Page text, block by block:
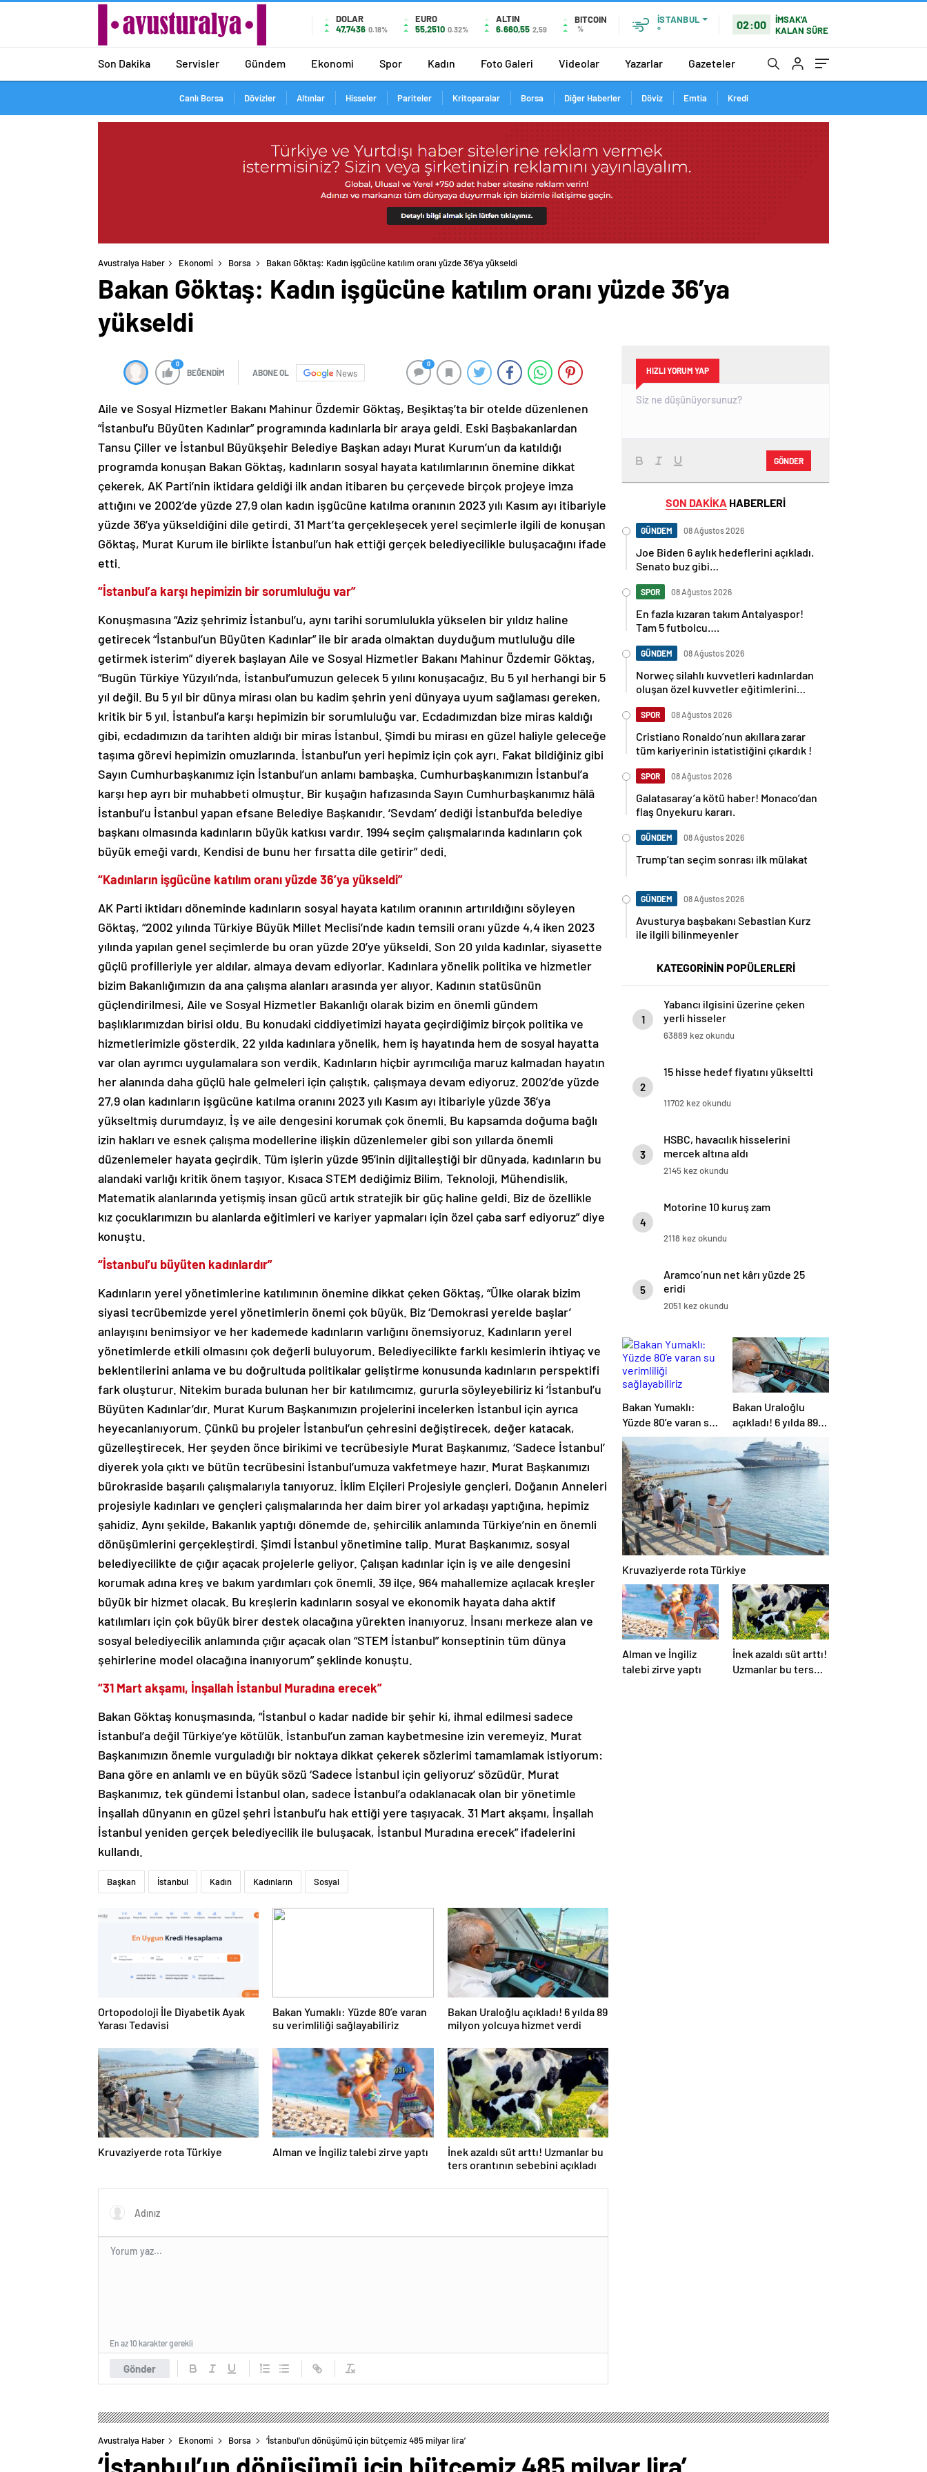
DOLAR
47,7436 0.18%
EURO
55,2510 0.32%
ALTIN
6.660,55 2,59
BITCOIN
%
İSTANBUL
°
02:00
İMSAK'A
KALAN SÜRE
Son Dakika Servisler Gündem Ekonomi Spor Kadın Foto Galeri Videolar Yazarlar Gazeteler
Canlı Borsa Dövizler Altınlar Hisseler Pariteler Kritoparalar Borsa Diğer Haberler Döviz Emtia Kredi
Avustralya Haber Ekonomi Borsa Bakan Göktaş: Kadın işgücüne katılım oranı yüzde 36’ya yükseldi
Bakan Göktaş: Kadın işgücüne katılım oranı yüzde 36’ya
yükseldi
0
BEĞENDİM ABONE OL News
0
Aile ve Sosyal Hizmetler Bakanı Mahinur Özdemir Göktaş, Beşiktaş’ta bir otelde düzenlenen
“İstanbul’u Büyüten Kadınlar” programında kadınlarla bir araya geldi. Eski Başbakanlardan
Tansu Çiller ve İstanbul Büyükşehir Belediye Başkan adayı Murat Kurum’un da katıldığı
programda konuşan Bakan Göktaş, kadınların sosyal hayata katılımlarının önemine dikkat
çekerek, AK Parti’nin iktidara geldiği ilk andan itibaren bu çerçevede birçok projeye imza
attığını ve 2002’de yüzde 27,9 olan kadın işgücüne katılma oranının 2023 yılı Kasım ayı itibariyle
yüzde 36’ya yükseldiğini dile getirdi. 31 Mart’ta gerçekleşecek yerel seçimlerle ilgili de konuşan
Göktaş, Murat Kurum ile birlikte İstanbul’un hak ettiği gerçek belediyecilikle buluşacağını ifade
etti.
“İstanbul’a karşı hepimizin bir sorumluluğu var”
Konuşmasına “Aziz şehrimiz İstanbul’u, aynı tarihi sorumlulukla yükselen bir yıldız haline
getirecek “İstanbul’un Büyüten Kadınlar” ile bir arada olmaktan duyduğum mutluluğu dile
getirmek isterim” diyerek başlayan Aile ve Sosyal Hizmetler Bakanı Mahinur Özdemir Göktaş,
“Bugün Türkiye Yüzyılı’nda, İstanbul’umuzun gelecek 5 yılını konuşacağız. Bu 5 yıl herhangi bir 5
yıl değil. Bu 5 yıl bir dünya mirası olan bu kadim şehrin yeni dünyaya uyum sağlaması gereken,
kritik bir 5 yıl. İstanbul’a karşı hepimizin bir sorumluluğu var. Ecdadımızdan bize miras kaldığı
gibi, ecdadımızın da tarihten aldığı bir miras İstanbul. Şimdi bu mirası en güzel haliyle geleceğe
taşıma görevi hepimizin omuzlarında. İstanbul’un yeri hepimiz için çok ayrı. Fakat bildiğiniz gibi
Sayın Cumhurbaşkanımız için İstanbul’un anlamı bambaşka. Cumhurbaşkanımızın İstanbul’a
karşı hep ayrı bir muhabbeti olmuştur. Bir kuşağın hafızasında Sayın Cumhurbaşkanımız hâlâ
İstanbul’u İstanbul yapan efsane Belediye Başkanıdır. ‘Sevdam’ dediği İstanbul’da belediye
başkanı olmasında kadınların büyük katkısı vardır. 1994 seçim çalışmalarında kadınların çok
büyük emeği vardı. Kendisi de bunu her fırsatta dile getirir” dedi.
“Kadınların işgücüne katılım oranı yüzde 36’ya yükseldi”
AK Parti iktidarı döneminde kadınların sosyal hayata katılım oranının artırıldığını söyleyen
Göktaş, “2002 yılında Türkiye Büyük Millet Meclisi’nde kadın temsili oranı yüzde 4,4 iken 2023
yılında yapılan genel seçimlerde bu oran yüzde 20’ye yükseldi. Son 20 yılda kadınlar, siyasette
güçlü profilleriyle yer aldılar, almaya devam ediyorlar. Kadınlara yönelik politika ve hizmetler
bizim Bakanlığımızın da ana çalışma alanları arasında yer alıyor. Kadının statüsünün
güçlendirilmesi, Aile ve Sosyal Hizmetler Bakanlığı olarak bizim en önemli gündem
başlıklarımızdan birisi oldu. Bu konudaki ciddiyetimizi hayata geçirdiğimiz birçok politika ve
hizmetlerimizle gösterdik. 22 yılda kadınlara yönelik, hem iş hayatında hem de sosyal hayatta
var olan ayrımcı uygulamalara son verdik. Kadınların hiçbir ayrımcılığa maruz kalmadan hayatın
her alanında daha güçlü hale gelmeleri için çalıştık, çalışmaya devam ediyoruz. 2002’de yüzde
27,9 olan kadınların işgücüne katılma oranını 2023 yılı Kasım ayı itibariyle yüzde 36’ya
yükseltmiş durumdayız. İş ve aile dengesini korumak çok önemli. Bu kapsamda doğuma bağlı
izin hakları ve esnek çalışma modellerine ilişkin düzenlemeler gibi son yıllarda önemli
düzenlemeler hayata geçirdik. Tüm işlerin yüzde 95’inin dijitalleştiği bir dünyada, kadınların bu
alandaki varlığı kritik önem taşıyor. Kısaca STEM dediğimiz Bilim, Teknoloji, Mühendislik,
Matematik alanlarında yetişmiş insan gücü artık stratejik bir güç haline geldi. Biz de özellikle
kız çocuklarımızın bu alanlarda eğitimleri ve kariyer yapmaları için özel çaba sarf ediyoruz” diye
konuştu.
“İstanbul’u büyüten kadınlardır”
Kadınların yerel yönetimlerine katılımının önemine dikkat çeken Göktaş, “Ülke olarak bizim
siyasi tecrübemizde yerel yönetimlerin önemi çok büyük. Biz ‘Demokrasi yerelde başlar’
anlayışını benimsiyor ve her kademede kadınların varlığını önemsiyoruz. Kadınların yerel
yönetimlerde etkili olmasını çok değerli buluyorum. Belediyecilikte farklı kesimlerin ihtiyaç ve
beklentilerini anlama ve bu doğrultuda politikalar geliştirme konusunda kadınların perspektifi
fark oluşturur. Nitekim burada bulunan her bir katılımcımız, gururla söyleyebiliriz ki ‘İstanbul’u
Büyüten Kadınlar’dır. Murat Kurum Başkanımızın projelerini incelerken İstanbul için ayrıca
heyecanlanıyorum. Çünkü bu projeler İstanbul’un çehresini değiştirecek, değer katacak,
güzelleştirecek. Her şeyden önce birikimi ve tecrübesiyle Murat Başkanımız, ‘Sadece İstanbul’
diyerek yola çıktı ve bütün tecrübesini İstanbul’umuza vakfetmeye hazır. Murat Başkanımızı
bürokraside başarılı çalışmalarıyla tanıyoruz. İklim Elçileri Projesiyle gençleri, Doğanın Anneleri
projesiyle kadınları ve gençleri çalışmalarında her daim birer yol arkadaşı yaptığına, hepimiz
şahidiz. Aynı şekilde, Bakanlık yaptığı dönemde de, şehircilik anlamında Türkiye’nin en önemli
dönüşümlerini gerçekleştirdi. Şimdi İstanbul yönetimine talip. Murat Başkanımız, sosyal
belediyecilikte de çığır açacak projelerle geliyor. Çalışan kadınlar için iş ve aile dengesini
korumak adına kreş ve bakım yardımları çok önemli. 39 ilçe, 964 mahallemize açılacak kreşler
büyük bir hizmet olacak. Bu kreşlerin kadınların sosyal ve ekonomik hayata daha aktif
katılımları için çok büyük birer destek olacağına yürekten inanıyoruz. İnsanı merkeze alan ve
sosyal belediyecilik anlamında çığır açacak olan “STEM İstanbul” konseptinin tüm dünya
şehirlerine model olacağına inanıyorum” şeklinde konuştu.
“31 Mart akşamı, İnşallah İstanbul Muradına erecek”
Bakan Göktaş konuşmasında, “İstanbul o kadar nadide bir şehir ki, ihmal edilmesi sadece
İstanbul’a değil Türkiye’ye kötülük. İstanbul’un zaman kaybetmesine izin veremeyiz. Murat
Başkanımızın önemle vurguladığı bir noktaya dikkat çekerek sözlerimi tamamlamak istiyorum:
Bana göre en anlamlı ve en büyük sözü ‘Sadece İstanbul için geliyoruz’ sözüdür. Murat
Başkanımız, tek gündemi İstanbul olan, sadece İstanbul’a odaklanacak olan bir yönetimle
İnşallah dünyanın en güzel şehri İstanbul’u hak ettiği yere taşıyacak. 31 Mart akşamı, İnşallah
İstanbul yeniden gerçek belediyecilik ile buluşacak, İstanbul Muradına erecek” ifadelerini
kullandı.
Başkan İstanbul Kadın Kadınların Sosyal
Ortopodoloji İle Diyabetik Ayak
Yarası Tedavisi
Bakan Yumaklı: Yüzde 80’e varan
su verimliliği sağlayabiliriz
Bakan Uraloğlu açıkladı! 6 yılda 89
milyon yolcuya hizmet verdi
Kruvaziyerde rota Türkiye Alman ve İngiliz talebi zirve yaptı
İnek azaldı süt arttı! Uzmanlar bu
ters orantının sebebini açıkladı
Gönder
En az 10 karakter gerekli
HIZLI YORUM YAP
GÖNDER
SON DAKİKA HABERLERİ
GÜNDEM 08 Ağustos 2026
Joe Biden 6 aylık hedeflerini açıkladı.
Senato buz gibi…
SPOR 08 Ağustos 2026
En fazla kızaran takım Antalyaspor!
Tam 5 futbolcu….
GÜNDEM 08 Ağustos 2026
Norweç silahlı kuvvetleri kadınlardan
oluşan özel kuvvetler eğitimlerini
SPOR 08 Ağustos 2026
Cristiano Ronaldo’nun akıllara zarar
tüm kariyerinin istatistiğini çıkardık !
SPOR 08 Ağustos 2026
Galatasaray’a kötü haber! Monaco’dan
flaş Onyekuru kararı.
GÜNDEM 08 Ağustos 2026
Trump’tan seçim sonrası ilk mülakat
GÜNDEM 08 Ağustos 2026
Avusturya başbakanı Sebastian Kurz
ile ilgili bilinmeyenler
KATEGORİNİN POPÜLERLERİ
1
Yabancı ilgisini üzerine çeken
yerli hisseler
63889 kez okundu
2
15 hisse hedef fiyatını yükseltti
11702 kez okundu
3
HSBC, havacılık hisselerini
mercek altına aldı
2145 kez okundu
4
Motorine 10 kuruş zam
2118 kez okundu
5
Aramco’nun net kârı yüzde 25
eridi
2051 kez okundu
Bakan Yumaklı:
Yüzde 80’e varan su
verimliliği
sağlayabiliriz
Bakan Uraloğlu
açıkladı! 6 yılda 89
milyon yolcuya
hizmet verdi
Kruvaziyerde rota Türkiye
Alman ve İngiliz
talebi zirve yaptı
İnek azaldı süt arttı!
Uzmanlar bu ters
Avustralya Haber Ekonomi Borsa ‘İstanbul’un dönüşümü için bütçemiz 485 milyar lira’